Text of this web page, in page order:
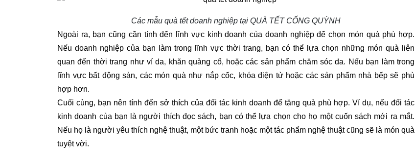
Các mẫu quà tết doanh nghiệp tại QUÀ TẾT CỐNG QUỲNH
Ngoài ra, bạn cũng cần tính đến lĩnh vực kinh doanh của doanh nghiệp để chọn món quà phù hợp.
Nếu doanh nghiệp của bạn làm trong lĩnh vực thời trang, bạn có thể lựa chọn những món quà liên
quan đến thời trang như ví da, khăn quàng cổ, hoặc các sản phẩm chăm sóc da. Nếu bạn làm trong
lĩnh vực bất động sản, các món quà như nắp cốc, khóa điện tử hoặc các sản phẩm nhà bếp sẽ phù
hợp hơn.
Cuối cùng, bạn nên tính đến sở thích của đối tác kinh doanh để tặng quà phù hợp. Ví dụ, nếu đối tác
kinh doanh của bạn là người thích đọc sách, bạn có thể lựa chọn cho họ một cuốn sách mới ra mắt.
Nếu họ là người yêu thích nghệ thuật, một bức tranh hoặc một tác phẩm nghệ thuật cũng sẽ là món quà
tuyệt vời.